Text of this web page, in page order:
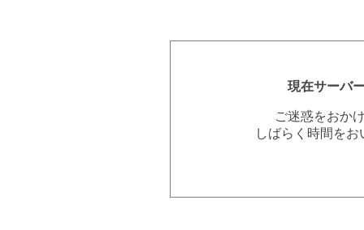
現在サーバ
ご迷惑をおか
しばらく時間を